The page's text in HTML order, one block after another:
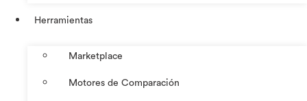
Herramientas
Marketplace
Motores de Comparación